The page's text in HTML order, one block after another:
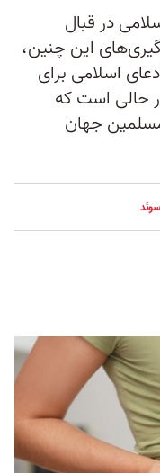
در قبال
این چنین،
اسلامی برای
حالی است که
مسلمین جهان
سوئد